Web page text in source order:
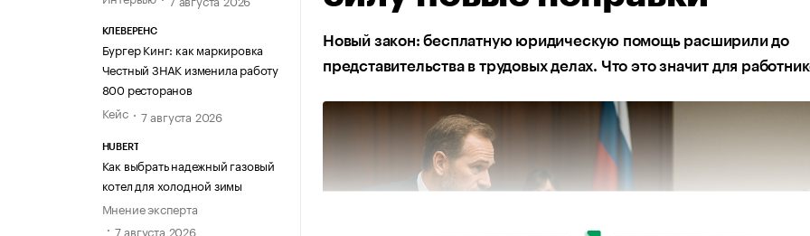
КЛЕВЕРЕНС
Бургер Кинг: как маркировка
Честный ЗНАК изменила работу
800 ресторанов
Кейс
7 августа 2026
HUBERT
Как выбрать надежный газовый
котел для холодной зимы
Мнение эксперта
7 августа 2026
Новый закон: бесплатную юридическую помощь расширили до
представительства в трудовых делах. Что это значит для